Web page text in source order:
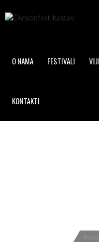
O NAMA FESTIVALI
KONTAKTI